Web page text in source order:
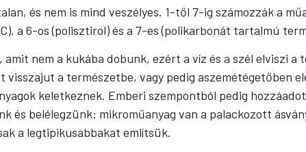
és nem is mind veszélyes. 1-től 7-ig számozzák a
a 6-os (polisztirol) és a 7-es (polikarbonát tartalmú
nem a kukába dobunk, ezért a víz és a szél elviszi a
a természetbe, vagy pedig aszemétégetőben
keletkeznek. Emberi szempontból pedig
és belélegzünk: mikroműanyag van a palackozott
a legtipikusabbakat említsük.